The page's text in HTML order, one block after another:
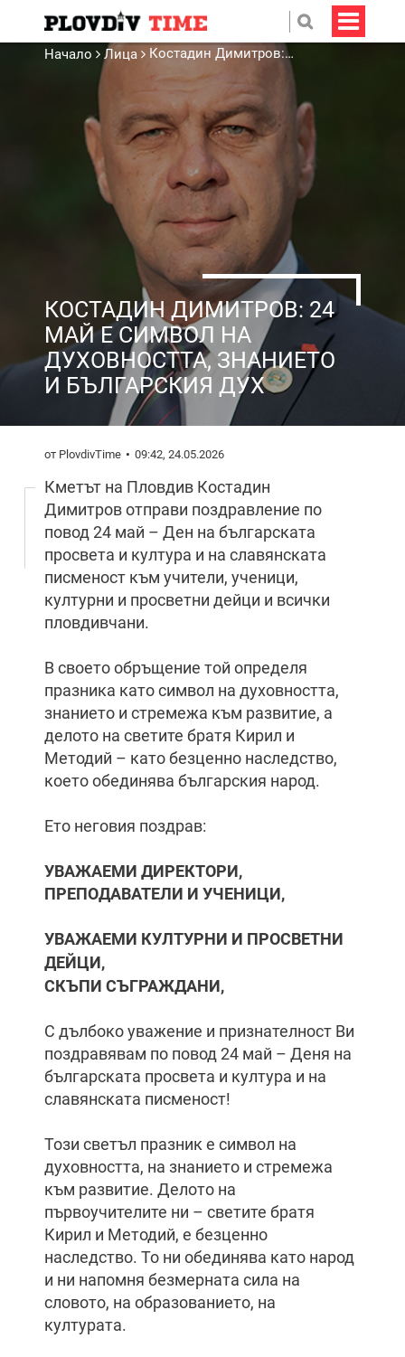
Начало Лица Костадин Димитров: 24 май е символ на духовността, знанието и българския дух
КОСТАДИН ДИМИТРОВ: 24
МАЙ Е СИМВОЛ НА
ДУХОВНОСТТА, ЗНАНИЕТО
И БЪЛГАРСКИЯ ДУХ
от PlovdivTime 09:42, 24.05.2026
Кметът на Пловдив Костадин
Димитровотправи поздравление по
повод 24 май – Ден на българската
просвета и култура и на славянската
писменост към учители, ученици,
културни и просветни дейци и всички
пловдивчани.
В своето обръщение той определя
празника като символ на духовността,
знанието и стремежа към развитие, а
делото на светите братя Кирил и
Методий – като безценно наследство,
което обединява българския народ.
Ето неговия поздрав:
УВАЖАЕМИ ДИРЕКТОРИ,
ПРЕПОДАВАТЕЛИ И УЧЕНИЦИ,
УВАЖАЕМИ КУЛТУРНИ И ПРОСВЕТНИ
ДЕЙЦИ,
СКЪПИ СЪГРАЖДАНИ,
С дълбоко уважение и признателност Ви
поздравявам по повод 24 май – Деня на
българската просвета и култура и на
славянската писменост!
Този светъл празник е символ на
духовността, на знанието и стремежа
към развитие. Делото на
първоучителите ни – светите братя
Кирил и Методий, е безценно
наследство. То ни обединява като народ
и ни напомня безмерната сила на
словото, на образованието, на
културата.